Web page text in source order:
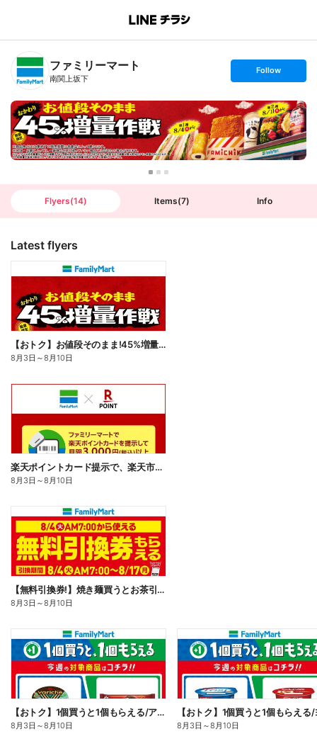
B
n
T
ファミリーマート
南関上坂下
s
t
o
l
l
o
w
Follow
Flyers(14) Items(7) Info
Latest flyers
【おトク】お値段そのまま!45%増量作戦!
8月3日 ～8月10日
楽天ポイントカード提示で、楽天市場でのお買い物がおトクに!
8月3日 ～8月10日
【無料引換券!】焼き麺買うとお茶引換券貰える!
8月3日 ～8月10日
【おトク】1個買うと1個もらえる/アイス
8月3日 ～8月10日 8月3日 ～8月10日